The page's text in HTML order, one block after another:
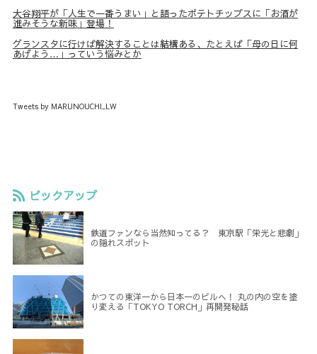
大谷翔平が「人生で一番うまい」と語ったポテトチップスに「お酒が
進みそうな新味」登場！
グランスタに行けば解決することは結構ある、たとえば「母の日に何
あげよう…」っていう悩みとか
Tweets by MARUNOUCHI_LW
ピックアップ
鉄道ファンなら当然知ってる？ 東京駅「栄光と悲劇」
の隠れスポット
かつての東洋一から日本一のビルへ！ 丸の内の空を塗
り変える「TOKYO TORCH」再開発秘話